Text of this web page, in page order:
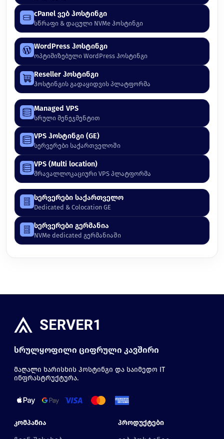
cPanel ვებ ჰოსტინგი
სწრაფი & დაცული NVMe ჰოსტინგი
WordPress ჰოსტინგი
ოპტიმიზებული WordPress ჰოსტინგი
Reseller ჰოსტინგი
ჰოსტინგის გადაყიდვის პლატფორმა
Managed VPS
სრული მენეჯმენტით
VPS ჰოსტინგი (GE)
სერვერები საქართველოში
VPS (Multi location)
მრავალლოკაციური VPS პლატფორმა
სერვერები საქართველო
Dedicated & Colocation GE
სერვერები გერმანია
NVMe dedicated გერმანიაში
სრულყოფილი ციფრული კავშირი
მაღალი ხარისხის ჰოსტინგი და საიმედო IT
ინფრასტრუქტურა.
Კომპანია Პროდუქტები